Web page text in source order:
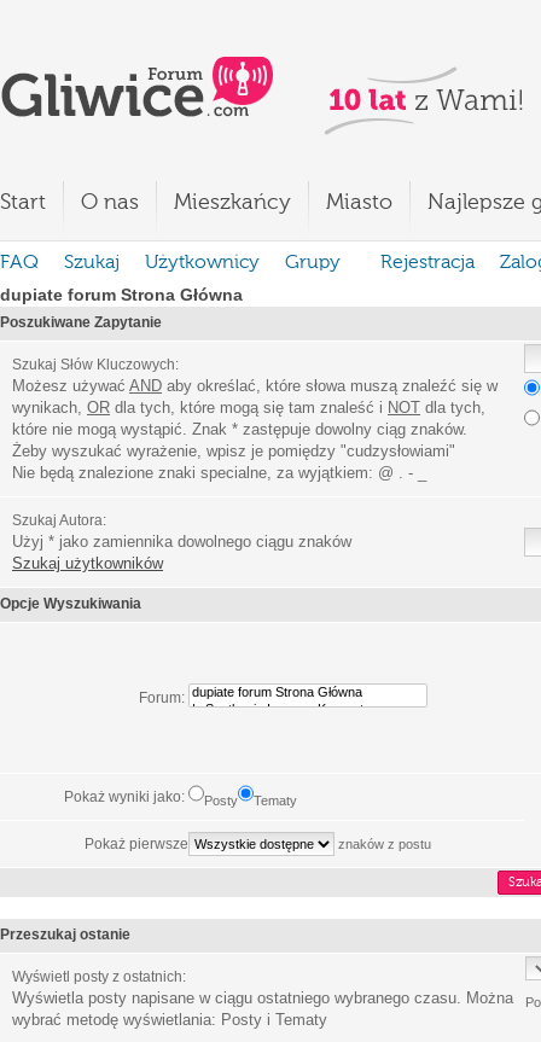
Start O nas Mieszkańcy Miasto Najlepsze
FAQ Szukaj Użytkownicy Grupy Rejestracja
dupiate forum Strona Główna
Poszukiwane Zapytanie
Szukaj Słów Kluczowych:
Możesz używać AND aby określać, które słowa muszą znaleźć się w
wynikach, OR dla tych, które mogą się tam znaleść i NOT dla tych,
które nie mogą wystąpić. Znak * zastępuje dowolny ciąg znaków.
Żeby wyszukać wyrażenie, wpisz je pomiędzy "cudzysłowiami"
Nie będą znalezione znaki specialne, za wyjątkiem: @ . - _
Szukaj Autora:
Użyj * jako zamiennika dowolnego ciągu znaków
Szukaj użytkowników
Opcje Wyszukiwania
Forum:
Pokaż wyniki jako: Posty Tematy
Pokaż pierwsze znaków z postu
Przeszukaj ostanie
Wyświetl posty z ostatnich:
Wyświetla posty napisane w ciągu ostatniego wybranego czasu. Można
wybrać metodę wyświetlania: Posty i Tematy